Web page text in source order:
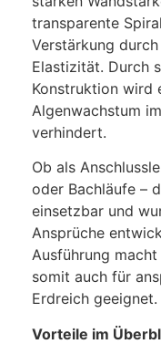
transparente
Verstärkung
Elastizität. Durch
Konstruktion wird
Algenwachstum
verhindert.
Ob als
oder Bachläufe –
einsetzbar und
Ansprüche
Ausführung
somit auch für
Erdreich geeignet.
Vorteile im